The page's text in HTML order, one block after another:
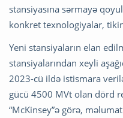
stansiyasına sərmayə
konkret texnologiyalar,
Yeni stansiyaların elan
stansiyalarından xeyli
2023-cü ildə istismara
gücü 4500 MVt olan dörd
“McKinsey”ə görə,